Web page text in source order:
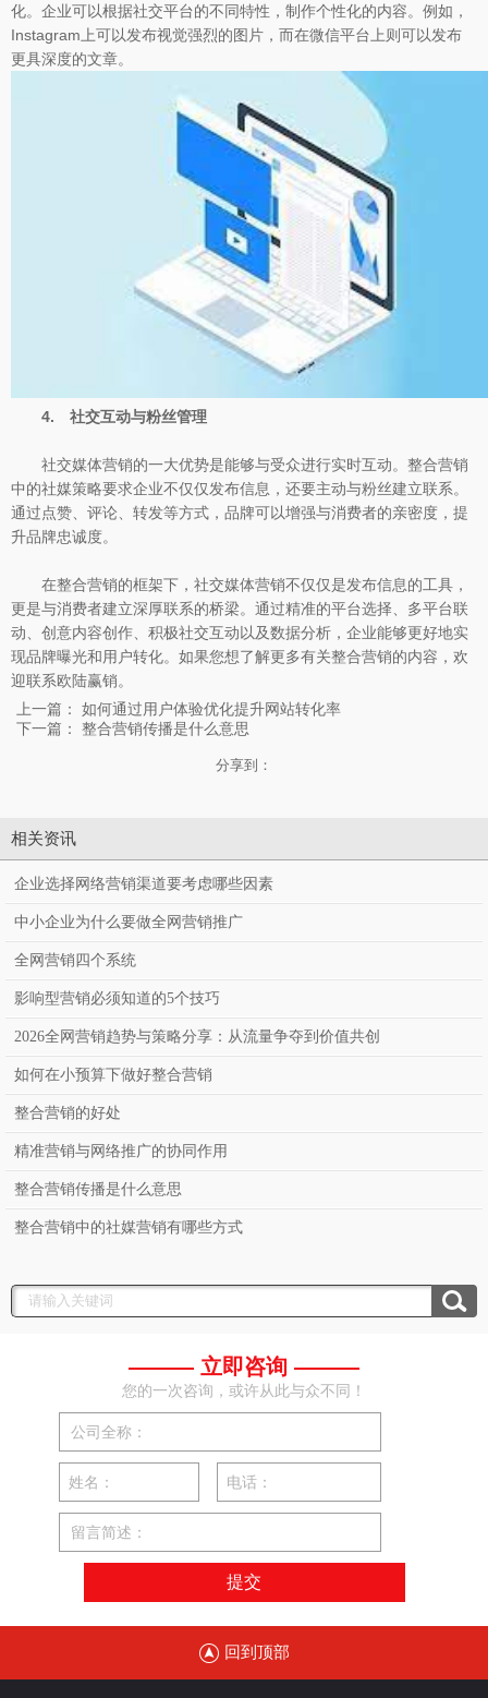
化。企业可以根据社交平台的不同特性，制作个性化的内容。例如，
Instagram上可以发布视觉强烈的图片，而在微信平台上则可以发布
更具深度的文章。
4. 社交互动与粉丝管理
社交媒体营销的一大优势是能够与受众进行实时互动。整合营销
中的社媒策略要求企业不仅仅发布信息，还要主动与粉丝建立联系。
通过点赞、评论、转发等方式，品牌可以增强与消费者的亲密度，提
升品牌忠诚度。
在整合营销的框架下，社交媒体营销不仅仅是发布信息的工具，
更是与消费者建立深厚联系的桥梁。通过精准的平台选择、多平台联
动、创意内容创作、积极社交互动以及数据分析，企业能够更好地实
现品牌曝光和用户转化。如果您想了解更多有关整合营销的内容，欢
迎联系欧陆赢销。
上一篇： 如何通过用户体验优化提升网站转化率
下一篇： 整合营销传播是什么意思
分享到：
相关资讯
企业选择网络营销渠道要考虑哪些因素
中小企业为什么要做全网营销推广
全网营销四个系统
影响型营销必须知道的5个技巧
2026全网营销趋势与策略分享：从流量争夺到价值共创
如何在小预算下做好整合营销
整合营销的好处
精准营销与网络推广的协同作用
整合营销传播是什么意思
整合营销中的社媒营销有哪些方式
——— 立即咨询 ———
您的一次咨询，或许从此与众不同！
公司全称：
姓名： 电话：
留言简述：
回到顶部